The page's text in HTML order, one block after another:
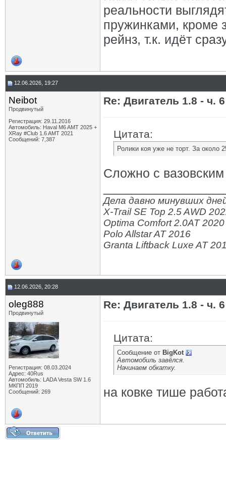
реальности
пружинками, кроме
рейнз, т.к. идёт
12.06.2026, 19:27
Neibot
Продвинутый
Регистрация: 29.11.2016
Автомобиль: Haval M6 AMT 2025 +
XRay #Club 1.6 AMT 2021
Сообщений: 7,387
Re: Двигатель 1.8 - ч. 6
Цитата:
Ролики коя уже не торт. За около
Сложно с
Дела давно минувших
X-Trail SE Top 2.5 AWD
Optima Comfort 2.0AT 2020
Polo Allstar AT 2016
Granta Liftback Luxe AT
12.06.2026, 20:28
oleg888
Продвинутый
Регистрация: 08.03.2024
Адрес: 40Rus
Автомобиль: LADA Vesta SW 1.6
МКПП 2019
Сообщений: 269
Re: Двигатель 1.8 - ч. 6
Цитата:
Сообщение от BigKot
Автомобиль завёлся.
Начинаем обкатку.
на ковке тише